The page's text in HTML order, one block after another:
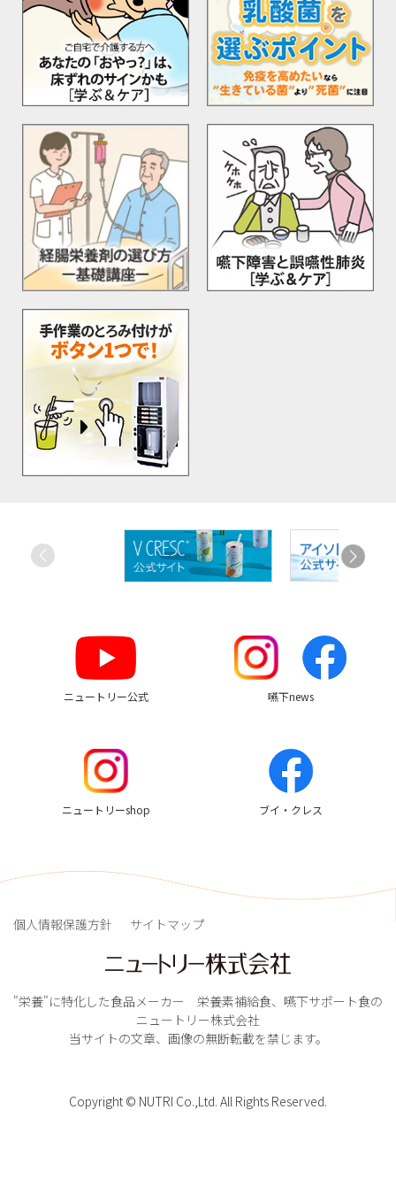
ニュートリー公式 嚥下news
ニュートリーshop ブイ・クレス
"栄養"に特化した食品メーカー 栄養素補給食、嚥下サポート食の
ニュートリー株式会社
当サイトの文章、画像の無断転載を禁じます。
個人情報保護方針 サイトマップ
Copyright © NUTRI Co.,Ltd. All Rights Reserved.